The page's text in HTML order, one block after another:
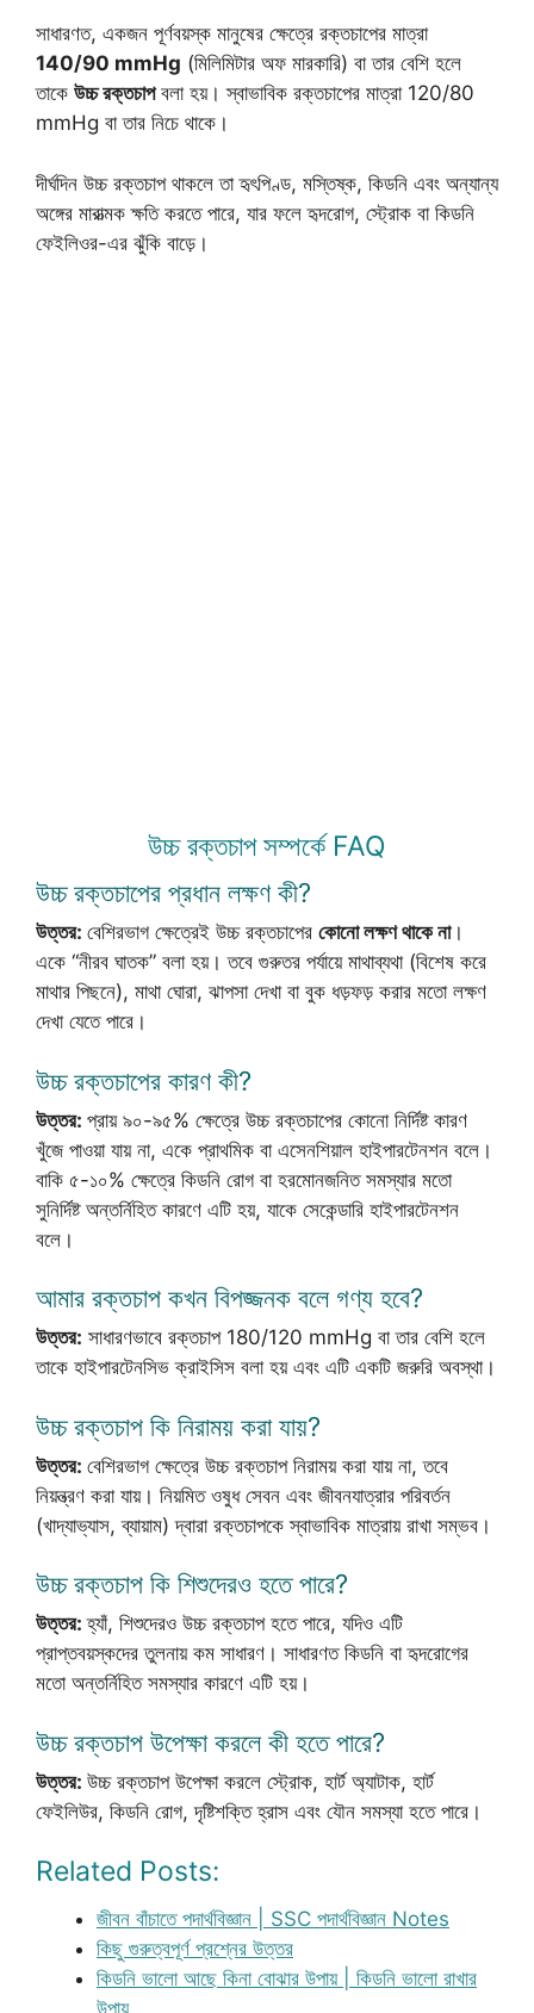
সাধারণত, একজন পূর্ণবয়স্ক মানুষের ক্ষেত্রে রক্তচাপের মাত্রা
140/90 mmHg (মিলিমিটার অফ মারকারি) বা তার বেশি হলে
তাকে উচ্চ রক্তচাপবলা হয়। স্বাভাবিক রক্তচাপের মাত্রা 120/80
mmHg বা তার নিচে থাকে।
দীর্ঘদিন উচ্চ রক্তচাপ থাকলে তা হৃৎপিণ্ড, মস্তিষ্ক, কিডনি এবং অন্যান্য
অঙ্গের মারাত্মক ক্ষতি করতে পারে, যার ফলে হৃদরোগ, স্ট্রোক বা কিডনি
ফেইলিওর-এর ঝুঁকি বাড়ে।
উচ্চ রক্তচাপ সম্পর্কে FAQ
উচ্চ রক্তচাপের প্রধান লক্ষণ কী?
উত্তর: বেশিরভাগ ক্ষেত্রেই উচ্চ রক্তচাপের কোনো লক্ষণ থাকে না।
একে “নীরব ঘাতক” বলা হয়। তবে গুরুতর পর্যায়ে মাথাব্যথা (বিশেষ করে
মাথার পিছনে), মাথা ঘোরা, ঝাপসা দেখা বা বুক ধড়ফড় করার মতো লক্ষণ
দেখা যেতে পারে।
উচ্চ রক্তচাপের কারণ কী?
উত্তর: প্রায় ৯০-৯৫% ক্ষেত্রে উচ্চ রক্তচাপের কোনো নির্দিষ্ট কারণ
খুঁজে পাওয়া যায় না, একে প্রাথমিক বা এসেনশিয়াল হাইপারটেনশন বলে।
বাকি ৫-১০% ক্ষেত্রে কিডনি রোগ বা হরমোনজনিত সমস্যার মতো
সুনির্দিষ্ট অন্তর্নিহিত কারণে এটি হয়, যাকে সেকেন্ডারি হাইপারটেনশন
বলে।
আমার রক্তচাপ কখন বিপজ্জনক বলে গণ্য হবে?
উত্তর: সাধারণভাবে রক্তচাপ 180/120 mmHg বা তার বেশি হলে
তাকে হাইপারটেনসিভ ক্রাইসিস বলা হয় এবং এটি একটি জরুরি অবস্থা।
উচ্চ রক্তচাপ কি নিরাময় করা যায়?
উত্তর: বেশিরভাগ ক্ষেত্রে উচ্চ রক্তচাপ নিরাময় করা যায় না, তবে
নিয়ন্ত্রণ করা যায়। নিয়মিত ওষুধ সেবন এবং জীবনযাত্রার পরিবর্তন
(খাদ্যাভ্যাস, ব্যায়াম) দ্বারা রক্তচাপকে স্বাভাবিক মাত্রায় রাখা সম্ভব।
উচ্চ রক্তচাপ কি শিশুদেরও হতে পারে?
উত্তর:হ্যাঁ, শিশুদেরও উচ্চ রক্তচাপ হতে পারে, যদিও এটি
প্রাপ্তবয়স্কদের তুলনায় কম সাধারণ। সাধারণত কিডনি বা হৃদরোগের
মতো অন্তর্নিহিত সমস্যার কারণে এটি হয়।
উচ্চ রক্তচাপ উপেক্ষা করলে কী হতে পারে?
উত্তর: উচ্চ রক্তচাপ উপেক্ষা করলে স্ট্রোক, হার্ট অ্যাটাক, হার্ট
ফেইলিউর, কিডনি রোগ, দৃষ্টিশক্তি হ্রাস এবং যৌন সমস্যা হতে পারে।
Related Posts:
জীবন বাঁচাতে পদার্থবিজ্ঞান | SSC পদার্থবিজ্ঞান Notes
কিছু গুরুত্বপূর্ণ প্রশ্নের উত্তর
কিডনি ভালো আছে কিনা বোঝার উপায় | কিডনি ভালো রাখার
উপায়